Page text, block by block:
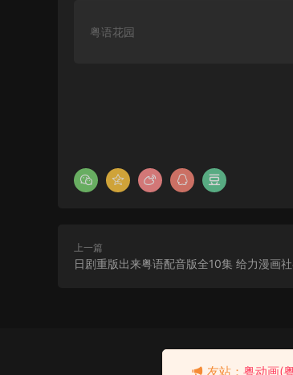
粤语花园
上一篇
日剧重版出来粤语配音版全10集 给力漫画
龙纹身女孩 千禧三部曲I：龙
纹身的女孩 The Girl with the
10分钟前 有人购买 友站： 粤动画(